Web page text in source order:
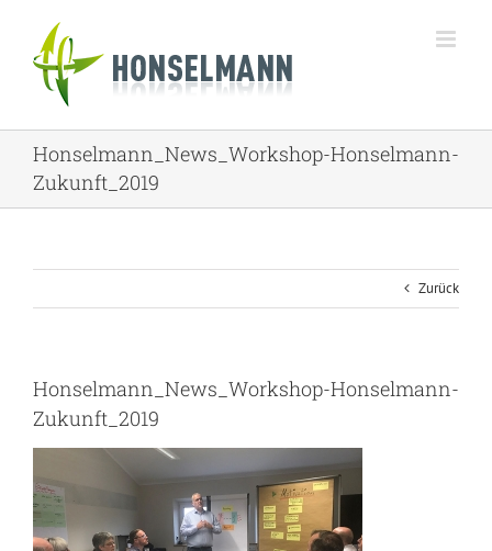
springen
Honselmann_News_Workshop-Honselmann-
Zukunft_2019
Zurück
Honselmann_News_Workshop-Honselmann-
Zukunft_2019